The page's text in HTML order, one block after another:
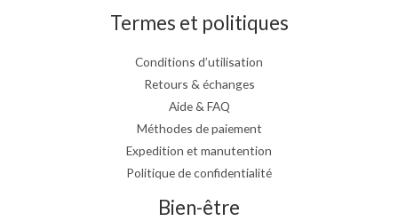
Termes et politiques
Conditions d’utilisation
Retours & échanges
Aide & FAQ
Méthodes de paiement
Expedition et manutention
Politique de confidentialité
Bien-être